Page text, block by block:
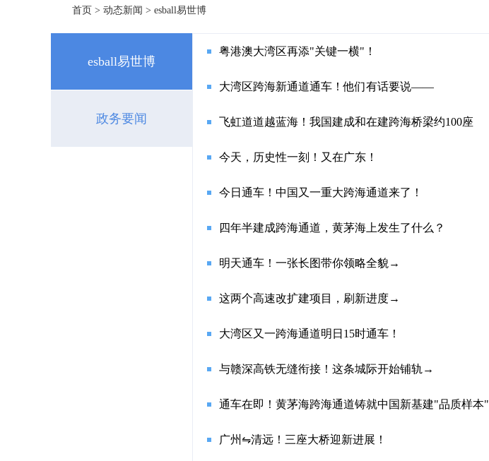
首页 > 动态新闻 > esball易世博
esball易世博
政务要闻
粤港澳大湾区再添"关键一横"！
大湾区跨海新通道通车！他们有话要说——
飞虹道道越蓝海！我国建成和在建跨海桥梁约100座
今天，历史性一刻！又在广东！
今日通车！中国又一重大跨海通道来了！
四年半建成跨海通道，黄茅海上发生了什么？
明天通车！一张长图带你领略全貌→
这两个高速改扩建项目，刷新进度→
大湾区又一跨海通道明日15时通车！
与赣深高铁无缝衔接！这条城际开始铺轨→
通车在即！黄茅海跨海通道铸就中国新基建"品质样本"
广州⇋清远！三座大桥迎新进展！